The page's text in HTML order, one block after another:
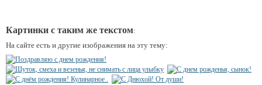
Картинки с таким же текстом:
На сайте есть и другие изображения на эту тему: